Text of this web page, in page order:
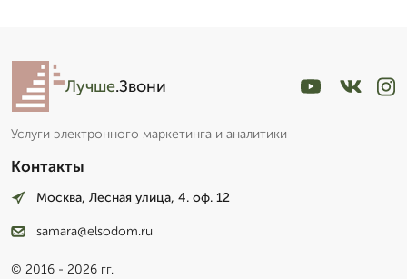
Лучше.Звони
Услуги электронного маркетинга и аналитики
Контакты
Москва, Лесная улица, 4. оф. 12
samara@elsodom.ru
© 2016 - 2026 гг.